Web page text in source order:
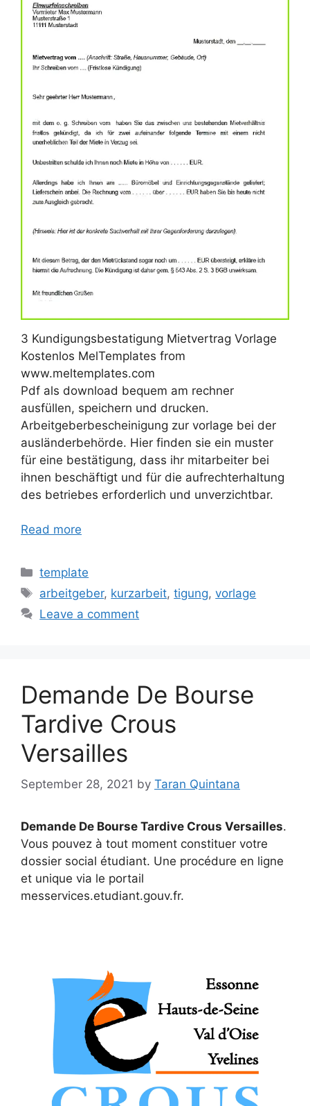
3 Kundigungsbestatigung Mietvertrag Vorlage
Kostenlos MelTemplates from
www.meltemplates.com
Pdf als download bequem am rechner
ausfüllen, speichern und drucken.
Arbeitgeberbescheinigung zur vorlage bei der
ausländerbehörde. Hier finden sie ein muster
für eine bestätigung, dass ihr mitarbeiter bei
ihnen beschäftigt und für die aufrechterhaltung
des betriebes erforderlich und unverzichtbar.
Read more
Categories
template
Tags
arbeitgeber, kurzarbeit,tigung,vorlage
Leave a comment
Demande De Bourse
Tardive Crous
Versailles
September 28, 2021 by Taran Quintana
Demande De Bourse Tardive Crous Versailles.
Vous pouvez à tout moment constituer votre
dossier social étudiant. Une procédure en ligne
et unique via le portail
messervices.etudiant.gouv.fr.